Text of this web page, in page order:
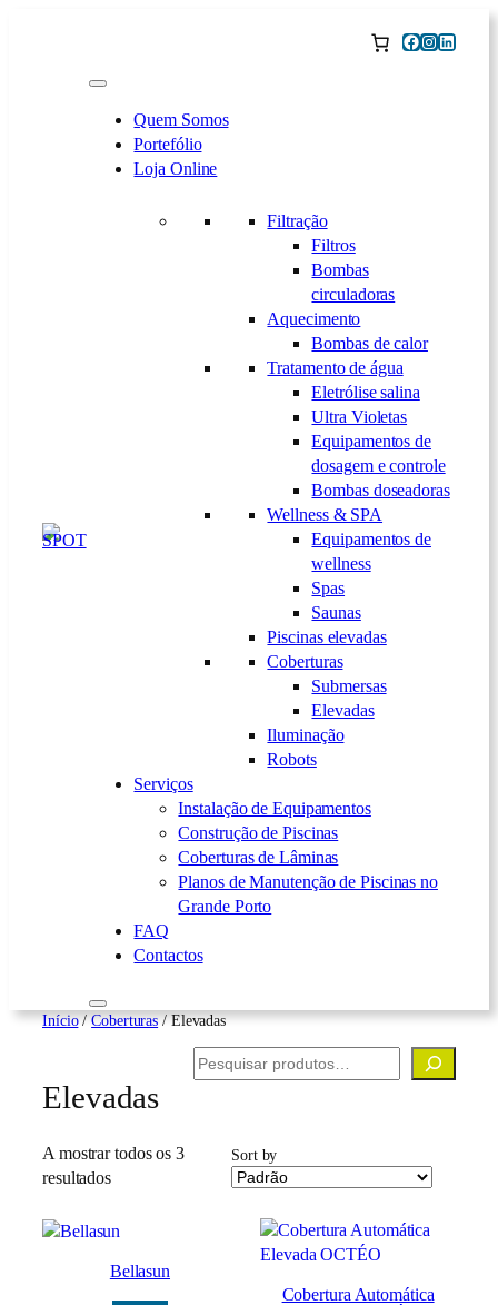
Facebook
Instagram
Quem Somos
Portefólio
Loja Online
Filtração
Filtros
Bombas
circuladoras
Aquecimento
Bombas de calor
Tratamento de água
Eletrólise salina
Ultra Violetas
Equipamentos de
dosagem e controle
Bombas doseadoras
Wellness & SPA
Equipamentos de
wellness
Spas
Saunas
Piscinas elevadas
Coberturas
Submersas
Elevadas
Iluminação
Robots
Serviços
Instalação de Equipamentos
Construção de Piscinas
Coberturas de Lâminas
Planos de Manutenção de Piscinas no
Grande Porto
FAQ
Contactos
Início/Coberturas/ Elevadas
Pesquisar
Elevadas
A mostrar todos os 3
resultados
Sort by
Bellasun
Cobertura Automática